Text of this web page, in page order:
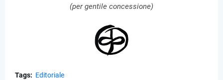
(per gentile concessione)
Tags: Editoriale